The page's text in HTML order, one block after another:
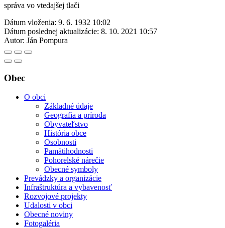
správa vo vtedajšej tlači
Dátum vloženia: 9. 6. 1932 10:02
Dátum poslednej aktualizácie: 8. 10. 2021 10:57
Autor: Ján Pompura
Obec
O obci
Základné údaje
Geografia a príroda
Obyvateľstvo
História obce
Osobnosti
Pamätihodnosti
Pohorelské nárečie
Obecné symboly
Prevádzky a organizácie
Infraštruktúra a vybavenosť
Rozvojové projekty
Udalosti v obci
Obecné noviny
Fotogaléria